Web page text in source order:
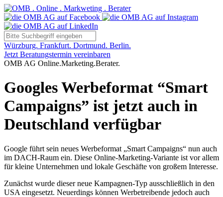
Würzburg. Frankfurt. Dortmund. Berlin.
Jetzt Beratungstermin vereinbaren
OMB AG Online.Marketing.Berater.
Googles Werbeformat “Smart
Campaigns” ist jetzt auch in
Deutschland verfügbar
Google führt sein neues Werbeformat „Smart Campaigns“ nun auch
im DACH-Raum ein. Diese Online-Marketing-Variante ist vor allem
für kleine Unternehmen und lokale Geschäfte von großem Interesse.
Zunächst wurde dieser neue Kampagnen-Typ ausschließlich in den
USA eingesetzt. Neuerdings können Werbetreibende jedoch auch